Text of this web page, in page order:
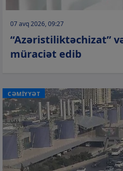
07 avq 2026, 09:27
“Azəristiliktəchizat”
müraciət edib
CƏMİYYƏT